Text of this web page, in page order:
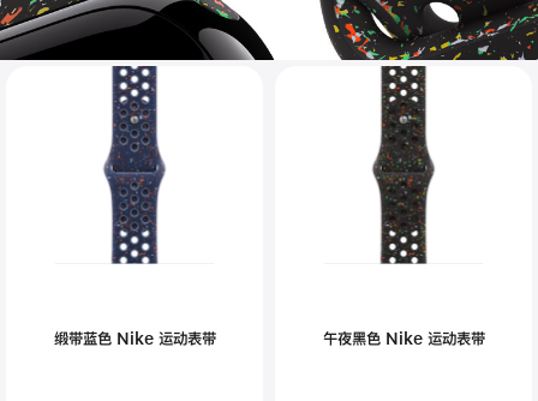
缎带蓝色 Nike 运动表带 午夜黑色 Nike 运动表带